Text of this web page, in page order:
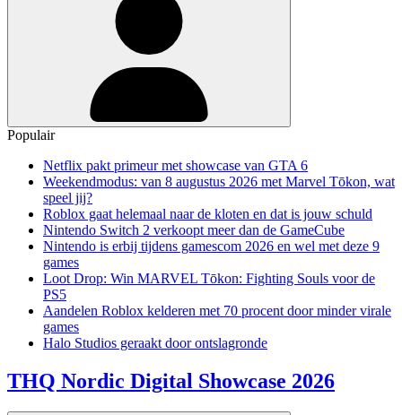
Populair
Netflix pakt primeur met showcase van GTA 6
Weekendmodus: van 8 augustus 2026 met Marvel Tōkon, wat
speel jij?
Roblox gaat helemaal naar de kloten en dat is jouw schuld
Nintendo Switch 2 verkoopt meer dan de GameCube
Nintendo is erbij tijdens gamescom 2026 en wel met deze 9
games
Loot Drop: Win MARVEL Tōkon: Fighting Souls voor de
PS5
Aandelen Roblox kelderen met 70 procent door minder virale
games
Halo Studios geraakt door ontslagronde
THQ Nordic Digital Showcase 2026